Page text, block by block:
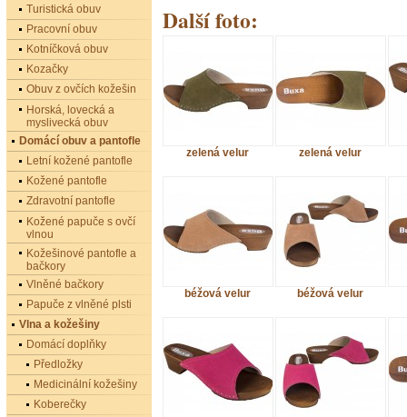
Další foto:
zelená velur zelená velur
béžová velur béžová velur
Turistická obuv
Pracovní obuv
Kotníčková obuv
Kozačky
Obuv z ovčích kožešin
Horská, lovecká a
myslivecká obuv
Domácí obuv a pantofle
Letní kožené pantofle
Kožené pantofle
Zdravotní pantofle
Kožené papuče s ovčí
vlnou
Kožešinové pantofle a
bačkory
Vlněné bačkory
Papuče z vlněné plsti
Vlna a kožešiny
Domácí doplňky
Předložky
Medicinální kožešiny
Koberečky